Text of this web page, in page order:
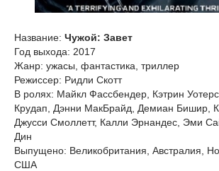
Название: Чужой: Завет
Год выхода: 2017
Жанр: ужасы, фантастика, триллер
Режиссер: Ридли Скотт
В ролях: Майкл Фассбендер, Кэтрин
Крудап, Дэнни МакБрайд, Демиан Бишир,
Джусси Смоллетт, Калли Эрнандес, Эми
Дин
Выпущено: Великобритания, Австралия,
США